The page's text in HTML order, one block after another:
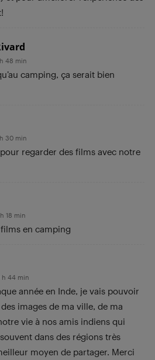
48 min
camping, ça serait bien
30 min
regarder des films avec notre
18 min
en camping
h 44 min
année en Inde, je vais pouvoir
images de ma ville, de ma
vie à nos amis indiens qui
dans des régions très
moyen de partager. Merci